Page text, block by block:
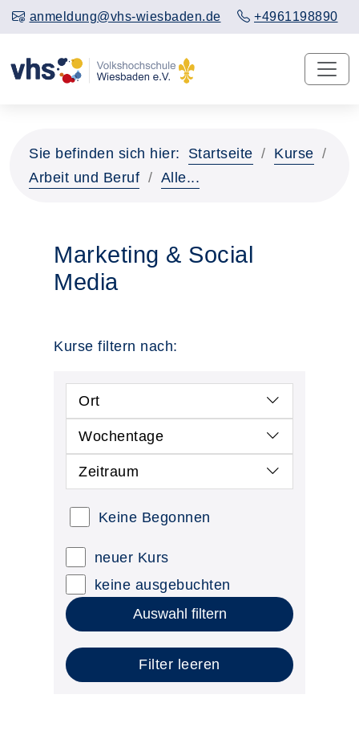
anmeldung@vhs-wiesbaden.de +4961198890
Sie befinden sich hier: Startseite
Kurse
Arbeit und Beruf
Alle...
Marketing & Social
Media
Kurse filtern nach:
Ort
Wochentage
Zeitraum
Keine Begonnen
neuer Kurs
keine ausgebuchten
Auswahl filtern
Filter leeren